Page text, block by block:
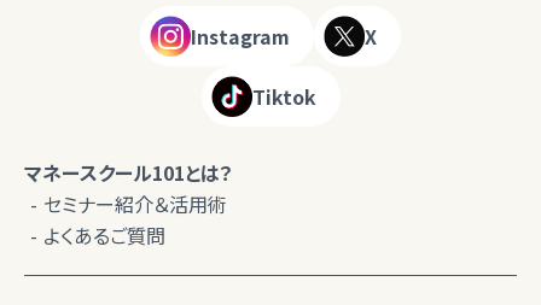
Instagram X
Tiktok
マネースクール101とは？
セミナー紹介＆活用術
よくあるご質問